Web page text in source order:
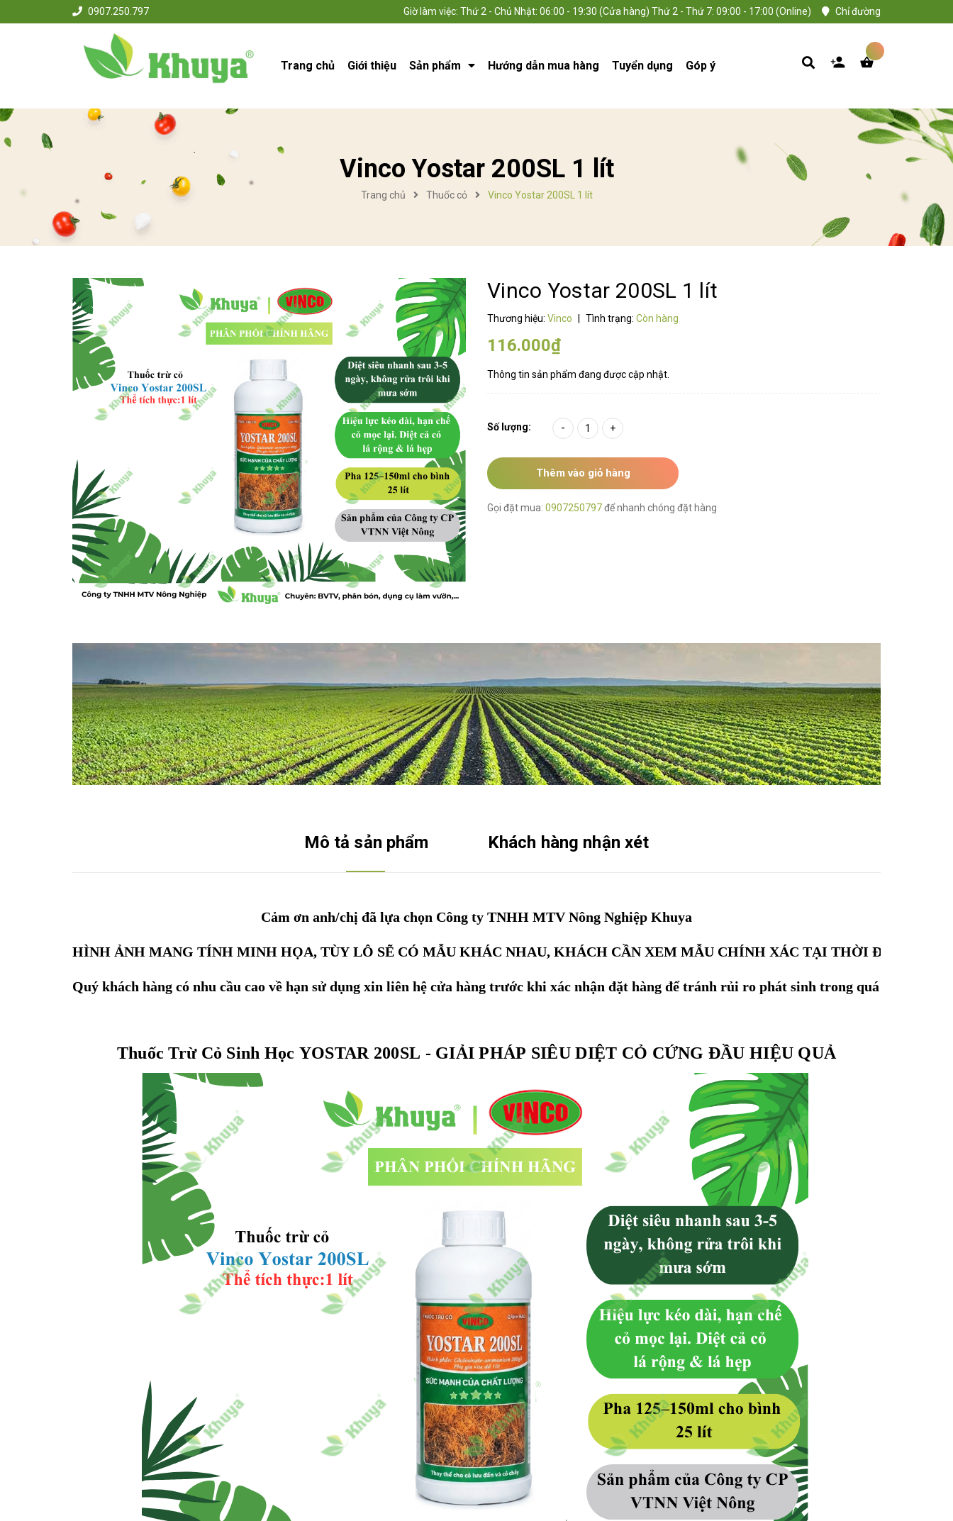
0907.250.797 Giờ làm việc: Thứ 2 - Chủ Nhật: 06:00 - 19:30 (Cửa hàng) Thứ 2 - Thứ 7: 09:00 - 17:00 (Online) Chỉ đường
Trang chủ Giới thiệu Sản phẩm Hướng dẫn mua hàng Tuyển dụng Góp ý
Vinco Yostar 200SL 1 lít
Trang chủ Thuốc cỏ Vinco Yostar 200SL 1 lít
Vinco Yostar 200SL 1 lít
Thương hiệu: Vinco Tình trạng: Còn hàng
116.000₫
Thông tin sản phẩm đang được cập nhật.
Số lượng: - +
Thêm vào giỏ hàng
Gọi đặt mua: 0907250797để nhanh chóng đặt hàng
Mô tả sản phẩm Khách hàng nhận xét
Cảm ơn anh/chị đã lựa chọn Công ty TNHH MTV Nông Nghiệp Khuya
HÌNH ẢNH MANG TÍNH MINH HỌA, TÙY LÔ SẼ CÓ MẪU KHÁC NHAU, KHÁCH CẦN XEM MẪU CHÍNH XÁC TẠI THỜI ĐIỂM ĐẶT
Quý khách hàng có nhu cầu cao về hạn sử dụng xin liên hệ cửa hàng trước khi xác nhận đặt hàng để tránh rủi ro phát sinh trong quá trình mua
Thuốc Trừ Cỏ Sinh Học YOSTAR 200SL - GIẢI PHÁP SIÊU DIỆT CỎ CỨNG ĐẦU HIỆU QUẢ